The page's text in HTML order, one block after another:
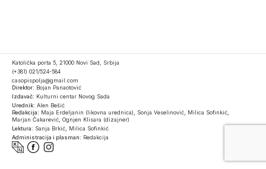
Katolička porta 5, 21000 Novi Sad, Srbija
(+381) 021/524-584
casopispolja@gmail.com
Direktor: Bojan Panaotović
Izdavač: Kulturni centar Novog Sada
Urednik: Alen Bešić
Redakcija: Maja Erdeljanin (likovna urednica), Sonja Veselinović, Milica Sofinkić,
Marjan Čakarević, Ognjen Klisara (dizajner)
Lektura: Sanja Brkić, Milica Sofinkić
Administracija i plasman: Redakcija